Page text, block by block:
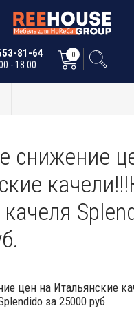
81-64
- 18:00
0
снижение
цен на Итальянские
за 25000 руб.